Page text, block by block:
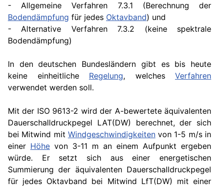
- Allgemeine Verfahren 7.3.1 (Berechnung der
Bodendämpfung für jedes Oktavband) und
- Alternative Verfahren 7.3.2 (keine spektrale
Bodendämpfung)
In den deutschen Bundesländern gibt es bis heute
keine einheitliche Regelung, welches Verfahren
verwendet werden soll.
Mit der ISO9613-2 wird der A-bewertete äquivalenten
Dauerschalldruckpegel LAT(DW) berechnet, der sich
bei Mitwind mit Windgeschwindigkeitenvon 1-5 m/s in
einer Höhe von 3-11 m an einem Aufpunkt ergeben
würde. Er setzt sich aus einer energetischen
Summierung der äquivalenten Dauerschalldruckpegel
für jedes Oktavband bei Mitwind LfT(DW) mit einer